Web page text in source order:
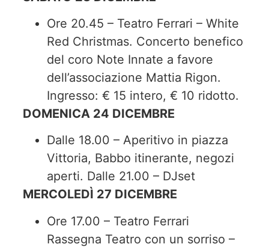
Ore 20.45 – Teatro Ferrari – White
Red Christmas. Concerto benefico
del coro Note Innate a favore
dell’associazione Mattia Rigon.
Ingresso: € 15 intero, € 10 ridotto.
DOMENICA 24 DICEMBRE
Dalle 18.00 – Aperitivo in piazza
Vittoria, Babbo itinerante, negozi
aperti. Dalle 21.00 – DJset
MERCOLEDÌ 27 DICEMBRE
Ore 17.00 – Teatro Ferrari
Rassegna Teatro con un sorriso –